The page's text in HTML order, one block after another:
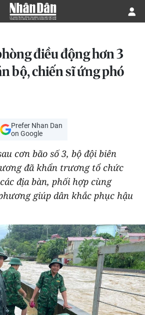
NGHỆ
điều động hơn 3
bộ, chiến sĩ ứng phó
Prefer Nhan Dan
on Google
cơn bão số 3, bộ đội biên
đã khẩn trương tổ chức
địa bàn, phối hợp cùng
giúp dân khắc phục hậu